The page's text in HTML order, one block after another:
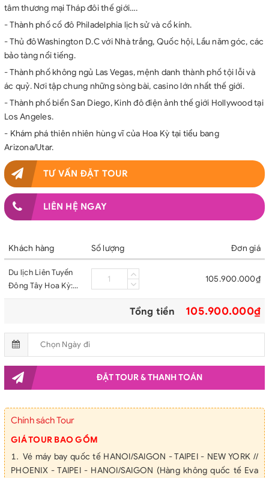
tâm thương mại Tháp đôi thế giới….
- Thành phố cố đô Philadelphia lịch sử và cổ kính.
- Thủ đô Washington D.C với Nhà trắng, Quốc hội, Lầu năm góc, các
bảo tàng nổi tiếng.
- Thành phố không ngủ Las Vegas, mệnh danh thành phố tội lỗi và
ác quỷ. Nơi tập chung những sòng bài, casino lớn nhất thế giới.
- Thành phố biển San Diego, Kinh đô điện ảnh thế giới Hollywood tại
Los Angeles.
- Khám phá thiên nhiên hùng vĩ của Hoa Kỳ tại tiểu bang
Arizona/Utar.
TƯ VẤN ĐẶT TOUR
LIÊN HỆ NGAY
Khách hàng Số lượng Đơn giá
Du lịch Liên Tuyến
Đông Tây Hoa Kỳ:
Washington DC - San
Diego - Los Angeles
- Las Vegas -
Antelope Canyon
(Hẻm Núi Linh
Bend - Monument -
Nội 2026
105.900.000₫
Tổng tiền 105.900.000₫
ĐẶT TOUR & THANH TOÁN
Chính sách Tour
GIÁ TOUR BAO GỒM
Vé máy bay quốc tế HANOI/SAIGON - TAIPEI - NEW YORK //
PHOENIX - TAIPEI - HANOI/SAIGON (Hàng không quốc tế Eva